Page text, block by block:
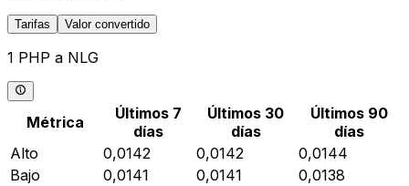
Tarifas Valor convertido
1 PHP a NLG
Métrica
Últimos 7
días
Últimos 30
días
Últimos 90
días
Alto
0,0142 0,0142
0,0144
Bajo
0,0141 0,0141
0,0138